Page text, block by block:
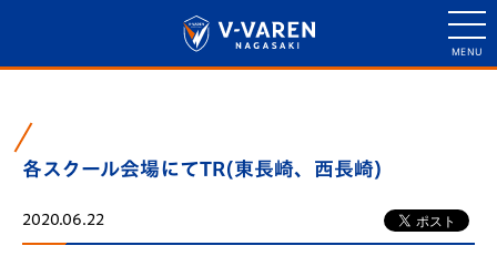
各スクール会場にてTR(東長崎、西長崎)
2020.06.22